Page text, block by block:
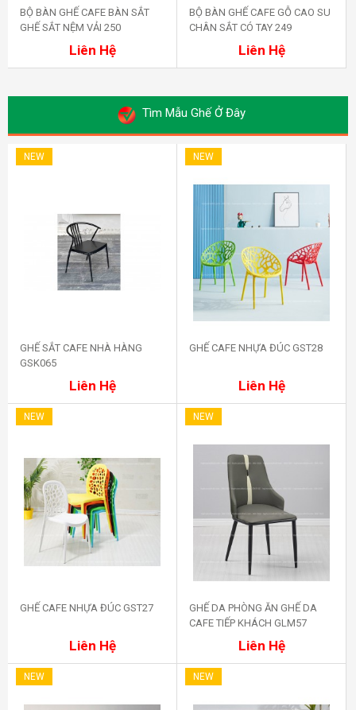
Mua ngay
BỘ BÀN GHẾ CAFE BÀN SẮT
GHẾ SẮT NỆM VẢI 250
Liên Hệ
Mua ngay
BỘ BÀN GHẾ CAFE GỖ CAO SU
CHÂN SẮT CÓ TAY 249
Liên Hệ
Tìm Mẫu Ghế Ở Đây
NEW
GHẾ SẮT CAFE NHÀ HÀNG
GSK065
Liên Hệ
NEW
GHẾ CAFE NHỰA ĐÚC GST28
Liên Hệ
NEW
GHẾ CAFE NHỰA ĐÚC GST27
Liên Hệ
NEW
Mua ngay
GHẾ DA PHÒNG ĂN GHẾ DA
CAFE TIẾP KHÁCH GLM57
Liên Hệ
NEW NEW